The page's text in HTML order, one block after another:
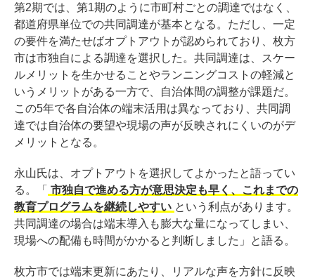
第2期では、第1期のように市町村ごとの調達ではなく、
都道府県単位での共同調達が基本となる。ただし、一定
の要件を満たせばオプトアウトが認められており、枚方
市は市独自による調達を選択した。共同調達は、スケー
ルメリットを生かせることやランニングコストの軽減と
いうメリットがある一方で、自治体間の調整が課題だ。
この5年で各自治体の端末活用は異なっており、共同調
達では自治体の要望や現場の声が反映されにくいのがデ
メリットとなる。
永山氏は、オプトアウトを選択してよかったと語ってい
る。「 市独自で進める方が意思決定も早く、これまでの
教育プログラムを継続しやすい という利点があります。
共同調達の場合は端末導入も膨大な量になってしまい、
現場への配備も時間がかかると判断しました」と語る。
枚方市では端末更新にあたり、リアルな声を方針に反映